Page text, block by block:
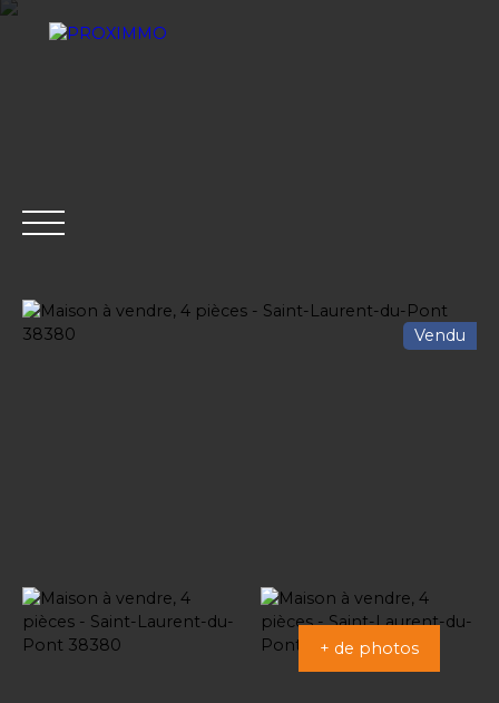
GESTION
Vendu
+ de photos